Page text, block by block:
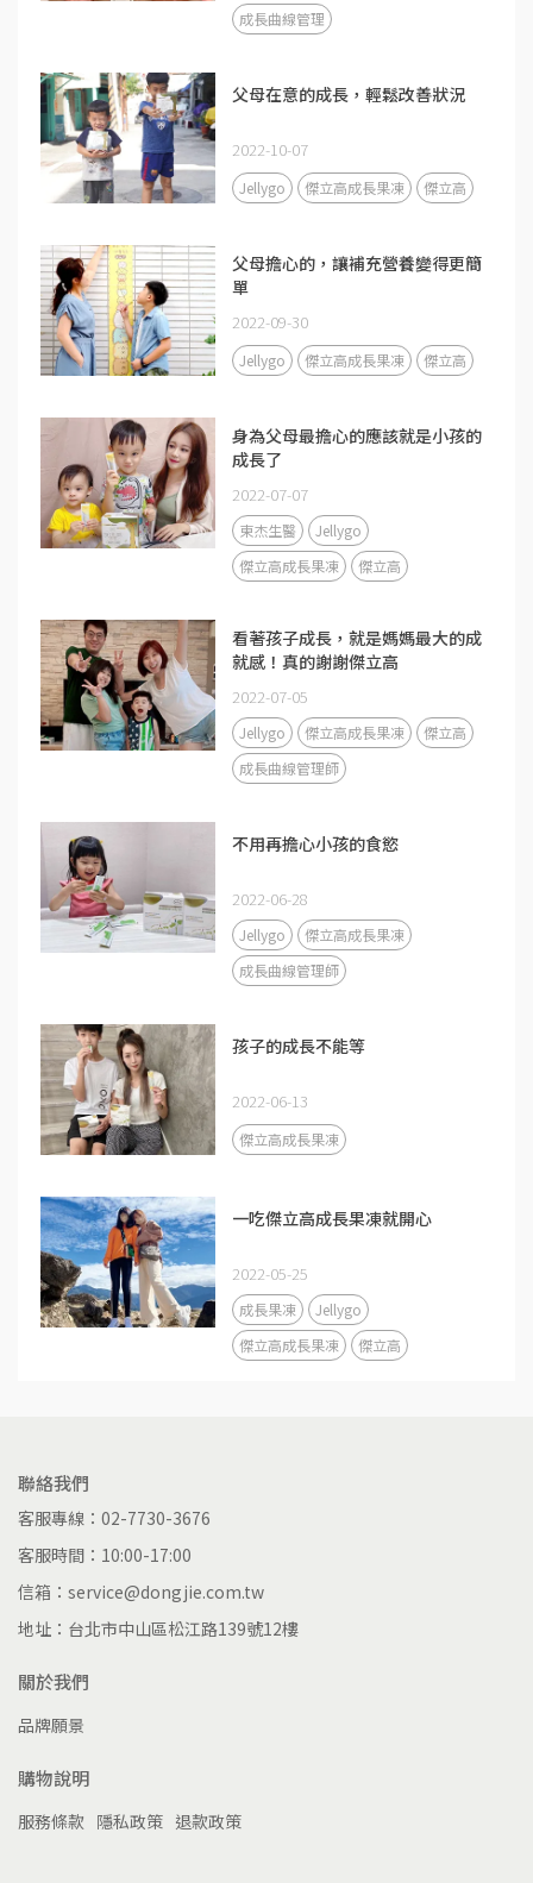
成長曲線管理
父母在意的成長，輕鬆改善狀況
2022-10-07
Jellygo 傑立高成長果凍 傑立高
父母擔心的，讓補充營養變得更簡
單
2022-09-30
Jellygo 傑立高成長果凍 傑立高
身為父母最擔心的應該就是小孩的
成長了
2022-07-07
東杰生醫
Jellygo
傑立高成長果凍
傑立高
看著孩子成長，就是媽媽最大的成
就感！真的謝謝傑立高
2022-07-05
Jellygo 傑立高成長果凍
傑立高
成長曲線管理師
不用再擔心小孩的食慾
2022-06-28
Jellygo
傑立高成長果凍
成長曲線管理師
孩子的成長不能等
2022-06-13
傑立高成長果凍
一吃傑立高成長果凍就開心
2022-05-25
成長果凍
Jellygo
傑立高成長果凍
傑立高
聯絡我們
客服專線：02-7730-3676
客服時間：10:00-17:00
信箱：service@dongjie.com.tw
地址：台北市中山區松江路139號12樓
關於我們
品牌願景
購物說明
服務條款 隱私政策 退款政策